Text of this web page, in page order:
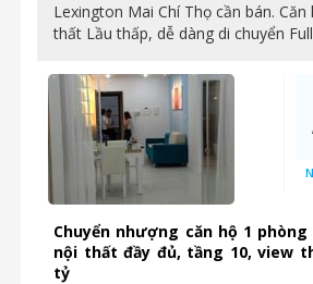
Lexington Mai Chí Thọ cần bán. Căn
thất Lầu thấp, dễ dàng di chuyển
Chuyển nhượng căn hộ 1
nội thất đầy đủ, tầng 10, view
tỷ